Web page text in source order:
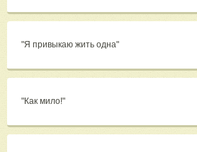
"Я привыкаю жить одна"
"Как мило!"